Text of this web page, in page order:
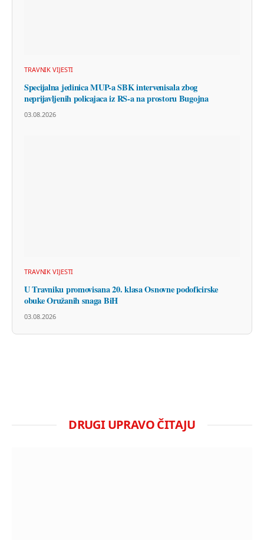
TRAVNIK VIJESTI
Specijalna jedinica MUP-a SBK intervenisala zbog
neprijavljenih policajaca iz RS-a na prostoru Bugojna
03.08.2026
TRAVNIK VIJESTI
U Travniku promovisana 20. klasa Osnovne podoficirske
obuke Oružanih snaga BiH
03.08.2026
DRUGI UPRAVO ČITAJU